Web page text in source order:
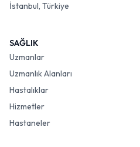
İstanbul, Türkiye
SAĞLIK
Uzmanlar
Uzmanlık Alanları
Hastalıklar
Hizmetler
Hastaneler